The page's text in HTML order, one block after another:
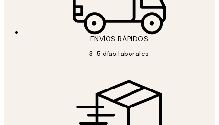
ENVÍOS RÁPIDOS
3-5 días laborales